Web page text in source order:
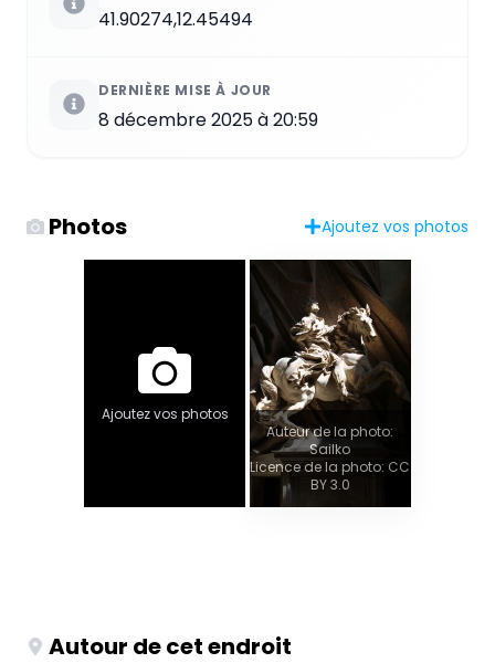
41.90274,12.45494
DERNIÈRE MISE À JOUR
8 décembre 2025 à 20:59
Photos Ajoutez vos photos
Ajoutez vos photos
Auteur de la photo:
Sailko
Licence de la photo: CC
BY 3.0
Autour de cet endroit